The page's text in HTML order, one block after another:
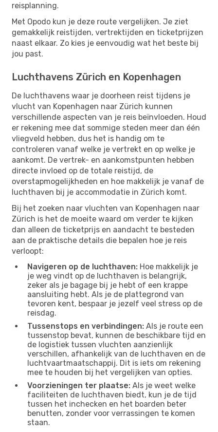
reisplanning.
Met Opodo kun je deze route vergelijken. Je ziet
gemakkelijk reistijden, vertrektijden en ticketprijzen
naast elkaar. Zo kies je eenvoudig wat het beste bij
jou past.
Luchthavens Zürich en Kopenhagen
De luchthavens waar je doorheen reist tijdens je
vlucht van Kopenhagen naar Zürich kunnen
verschillende aspecten van je reis beïnvloeden. Houd
er rekening mee dat sommige steden meer dan één
vliegveld hebben, dus het is handig om te
controleren vanaf welke je vertrekt en op welke je
aankomt. De vertrek- en aankomstpunten hebben
directe invloed op de totale reistijd, de
overstapmogelijkheden en hoe makkelijk je vanaf de
luchthaven bij je accommodatie in Zürich komt.
Bij het zoeken naar vluchten van Kopenhagen naar
Zürich is het de moeite waard om verder te kijken
dan alleen de ticketprijs en aandacht te besteden
aan de praktische details die bepalen hoe je reis
verloopt:
Navigeren op de luchthaven: Hoe makkelijk je
je weg vindt op de luchthaven is belangrijk,
zeker als je bagage bij je hebt of een krappe
aansluiting hebt. Als je de plattegrond van
tevoren kent, bespaar je jezelf veel stress op de
reisdag.
Tussenstops en verbindingen: Als je route een
tussenstop bevat, kunnen de beschikbare tijd en
de logistiek tussen vluchten aanzienlijk
verschillen, afhankelijk van de luchthaven en de
luchtvaartmaatschappij. Dit is iets om rekening
mee te houden bij het vergelijken van opties.
Voorzieningen ter plaatse: Als je weet welke
faciliteiten de luchthaven biedt, kun je de tijd
tussen het inchecken en het boarden beter
benutten, zonder voor verrassingen te komen
staan.